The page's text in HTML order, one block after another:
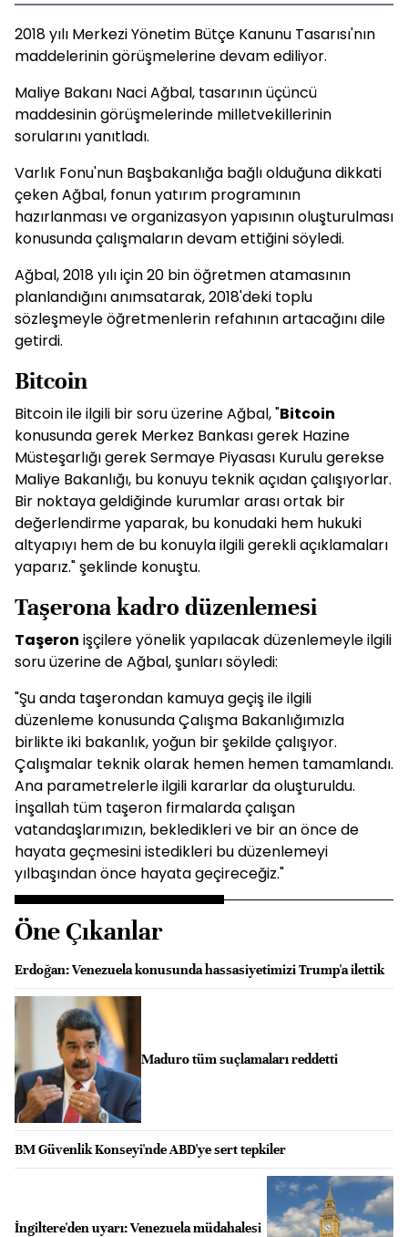
2018 yılı Merkezi Yönetim Bütçe Kanunu Tasarısı'nın
maddelerinin görüşmelerine devam ediliyor.
Maliye Bakanı Naci Ağbal, tasarının üçüncü
maddesinin görüşmelerinde milletvekillerinin
sorularını yanıtladı.
Varlık Fonu'nun Başbakanlığa bağlı olduğuna dikkati
çeken Ağbal, fonun yatırım programının
hazırlanması ve organizasyon yapısının oluşturulması
konusunda çalışmaların devam ettiğini söyledi.
Ağbal, 2018 yılı için 20 bin öğretmen atamasının
planlandığını anımsatarak, 2018'deki toplu
sözleşmeyle öğretmenlerin refahının artacağını dile
getirdi.
Bitcoin
Bitcoin ile ilgili bir soru üzerine Ağbal, "Bitcoin
konusunda gerek Merkez Bankası gerek Hazine
Müsteşarlığı gerek Sermaye Piyasası Kurulu gerekse
Maliye Bakanlığı, bu konuyu teknik açıdan çalışıyorlar.
Bir noktaya geldiğinde kurumlar arası ortak bir
değerlendirme yaparak, bu konudaki hem hukuki
altyapıyı hem de bu konuyla ilgili gerekli açıklamaları
yaparız." şeklinde konuştu.
Taşerona kadro düzenlemesi
Taşeron işçilere yönelik yapılacak düzenlemeyle ilgili
soru üzerine de Ağbal, şunları söyledi:
"Şu anda taşerondan kamuya geçiş ile ilgili
düzenleme konusunda Çalışma Bakanlığımızla
birlikte iki bakanlık, yoğun bir şekilde çalışıyor.
Çalışmalar teknik olarak hemen hemen tamamlandı.
Ana parametrelerle ilgili kararlar da oluşturuldu.
İnşallah tüm taşeron firmalarda çalışan
vatandaşlarımızın, bekledikleri ve bir an önce de
hayata geçmesini istedikleri bu düzenlemeyi
yılbaşından önce hayata geçireceğiz."
Öne Çıkanlar
Erdoğan: Venezuela konusunda hassasiyetimizi Trump'a ilettik
Maduro tüm suçlamaları reddetti
BM Güvenlik Konseyi'nde ABD'ye sert tepkiler
İngiltere'den uyarı: Venezuela müdahalesi